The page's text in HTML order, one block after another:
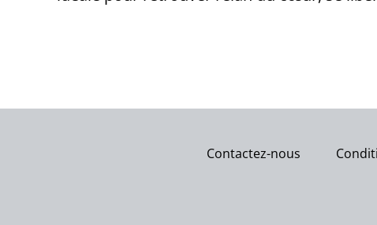
Contactez-nous